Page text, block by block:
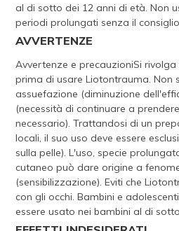
al di sotto dei 12 anni di età. Non
periodi prolungati senza il
AVVERTENZE
Avvertenze e precauzioniSi
prima di usare Liotontrauma. Non
assuefazione (diminuzione
(necessità di continuare a
necessario). Trattandosi di un
locali, il suo uso deve essere
sulla pelle). L'uso, specie
cutaneo può dare origine a
(sensibilizzazione). Eviti che
con gli occhi. Bambini e
essere usato nei bambini al di